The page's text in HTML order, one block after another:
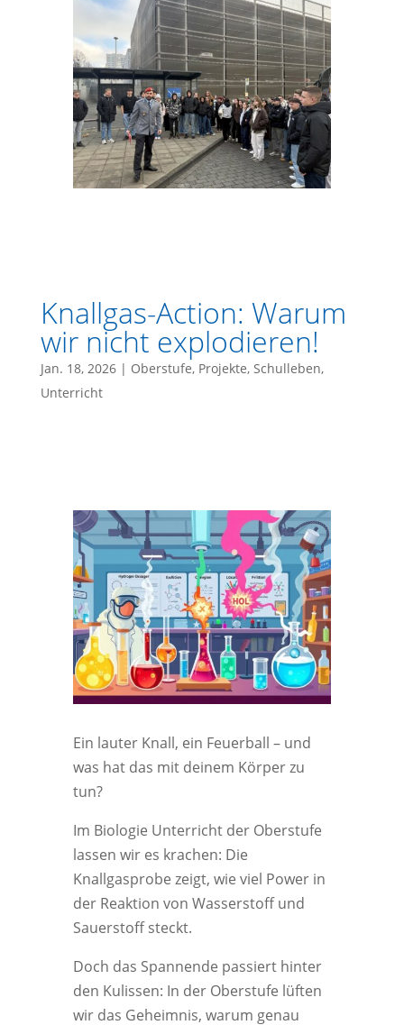
Knallgas-Action: Warum
wir nicht explodieren!
Jan. 18, 2026| Oberstufe, Projekte, Schulleben,
Unterricht
Ein lauter Knall, ein Feuerball – und
was hat das mit deinem Körper zu
tun?
Im Biologie Unterricht der Oberstufe
lassen wir es krachen: Die
Knallgasprobe zeigt, wie viel Power in
der Reaktion von Wasserstoff und
Sauerstoff steckt.
Doch das Spannende passiert hinter
den Kulissen: In der Oberstufe lüften
wir das Geheimnis, warum genau